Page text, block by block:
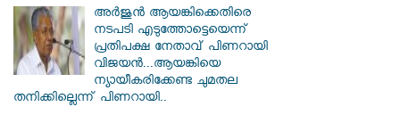
അർജുൻ ആയങ്കിക്കെതിരെ
നടപടി എടുത്തോട്ടെയെന്ന്
പ്രതിപക്ഷ നേതാവ് പിണറായി
വിജയൻ...ആയങ്കിയെ
ന്യായീകരിക്കേണ്ട ചുമതല
തനിക്കില്ലെന്ന് പിണറായി..